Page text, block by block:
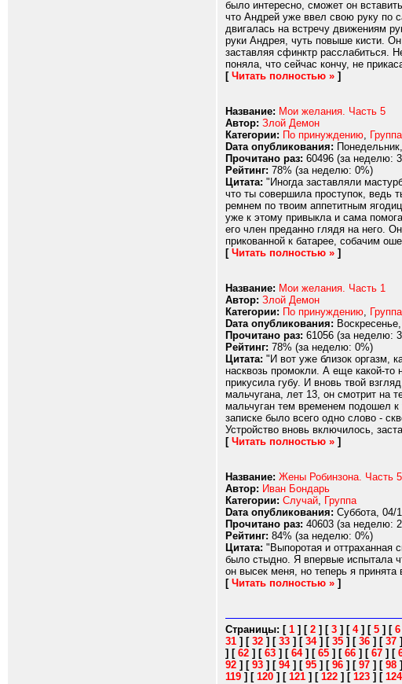
было интересно, сможет он
что Андрей уже ввел свою руку по
двигалась на встречу движениям
руки Андрея, чуть повыше кисти.
заставляя сфинктр расслабиться.
поняла, что сейчас кончу, не
[ Читать полностью » ]
Название: Мои желания. Часть 5
Автор: Злой Демон
Категории: По принуждению, Группа
Dата опубликования:
Прочитано раз: 60496 (за неделю:
Рейтинг: 78% (за неделю: 0%)
Цитата: "Иногда заставляли
что ты совершила проступок, ведь
ремнем по твоим аппетитным
уже к этому привыкла и сама
его член преданно глядя на него.
прикованной к батарее, собачим
[ Читать полностью » ]
Название: Мои желания. Часть 1
Автор: Злой Демон
Категории: По принуждению, Группа
Dата опубликования:
Прочитано раз: 61056 (за неделю:
Рейтинг: 78% (за неделю: 0%)
Цитата: "И вот уже близок оргазм,
насквозь промокли. А еще какой-то
прикусила губу. И вновь твой
мальчугана, лет 13, он смотрит
мальчуган тем временем подошел
записке было всего одно слово -
Устройство вновь включилось,
[ Читать полностью » ]
Название: Жены Робинзона. Часть 5
Автор: Иван Бондарь
Категории: Случай, Группа
Dата опубликования: Суббота, 04/
Прочитано раз: 40603 (за неделю:
Рейтинг: 84% (за неделю: 0%)
Цитата: "Выпоротая и
было стыдно. Я впервые испытала
он высек меня, но теперь я
[ Читать полностью » ]
Страницы: [ 1 ] [ 2 ] [ 3 ] [ 4] [ 5 ] [ 6
31 ] [ 32 ] [ 33 ] [ 34] [ 35 ] [ 36 ] [ 37 ]
] [ 62 ] [ 63 ] [ 64] [ 65 ] [ 66 ] [ 67 ] [
92 ] [ 93 ] [ 94] [ 95 ] [ 96 ] [ 97 ] [ 98 ]
119 ] [ 120 ] [ 121 ] [ 122 ] [ 123 ] [ 124